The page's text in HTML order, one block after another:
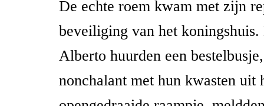
De echte roem kwam met zijn
beveiliging van het koningshuis.
Alberto huurden een
nonchalant met hun kwasten uit